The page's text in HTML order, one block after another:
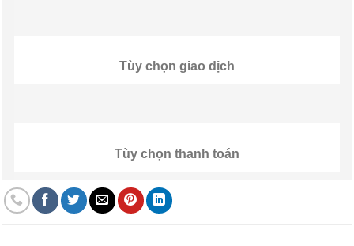
Tùy chọn giao dịch
Tùy chọn thanh toán